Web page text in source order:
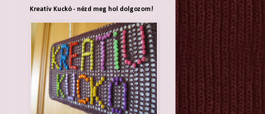
Kreatív Kuckó - nézd meg hol dolgozom!